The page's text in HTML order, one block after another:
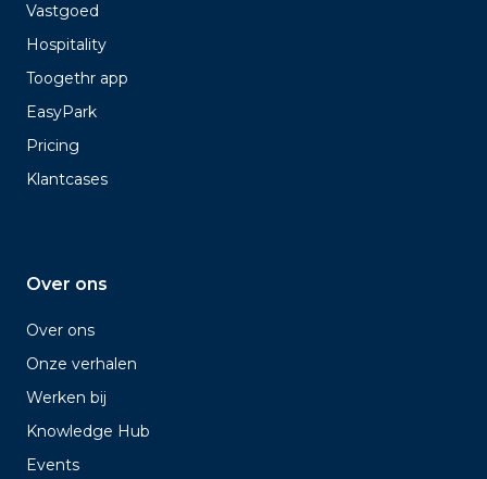
Vastgoed
Hospitality
Toogethr app
EasyPark
Pricing
Klantcases
Over ons
Over ons
Onze verhalen
Werken bij
Knowledge Hub
Events